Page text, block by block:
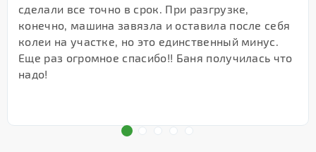
сделали все точно в срок. При разгрузке,
конечно, машина завязла и оставила после себя
колеи на участке, но это единственный минус.
Еще раз огромное спасибо!! Баня получилась что
надо!